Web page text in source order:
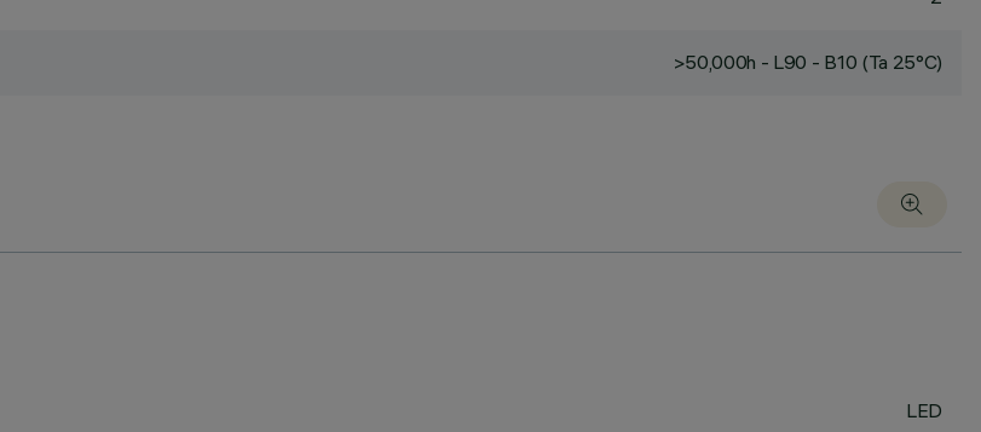
>50,000h - L90 - B10 (Ta 25°C)
LED